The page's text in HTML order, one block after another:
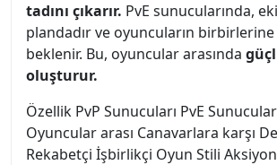
tadını çıkarır. PvE sunucularında,
plandadır ve oyuncuların birbirlerine
beklenir. Bu, oyuncular arasında
oluşturur.
Özellik PvP Sunucuları PvE
Oyuncular arası Canavarlara karşı
Rekabetçi İşbirlikçi Oyun Stili